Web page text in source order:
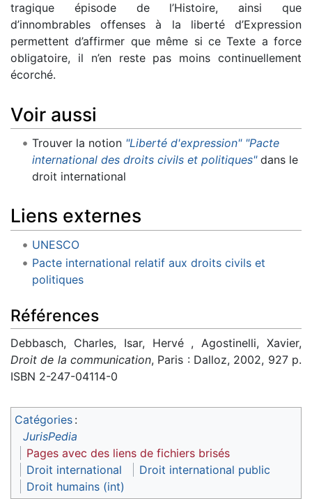
tragique épisode de l’Histoire, ainsi que
d’innombrables offenses à la liberté d’Expression
permettent d’affirmer que même si ce Texte a force
obligatoire, il n’en reste pas moins continuellement
écorché.
Voir aussi
Trouver la notion "Liberté d'expression" "Pacte
international des droits civils et politiques"dans le
droit international
Liens externes
UNESCO
Pacte international relatif aux droits civils et
politiques
Références
Debbasch, Charles, Isar, Hervé , Agostinelli, Xavier,
Droit de la communication, Paris : Dalloz, 2002, 927 p.
ISBN 2-247-04114-0
Catégories :
JurisPedia
Pages avec des liens de fichiers brisés
Droit international
Droit international public
Droit humains (int)